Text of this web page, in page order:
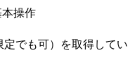
本操作
でも可）を取得してい